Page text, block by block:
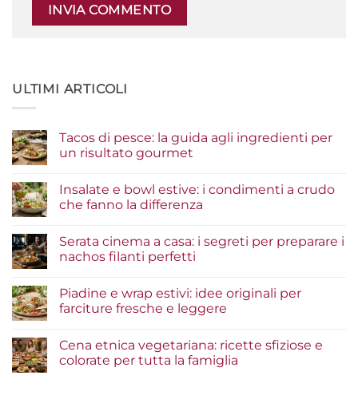
ULTIMI ARTICOLI
Tacos di pesce: la guida agli ingredienti per
un risultato gourmet
su
Tacos
di
guida
agli
ingredienti
risultato
gourmet
Insalate e bowl estive: i condimenti a crudo
che fanno la differenza
su
Insalate
e
condimenti
a
fanno
la
differenza
Serata cinema a casa: i segreti per preparare i
nachos filanti perfetti
su
Serata
cinema
i
segreti
per
Piadine e wrap estivi: idee originali per
farciture fresche e leggere
su
Piadine
e
Cena etnica vegetariana: ricette sfiziose e
colorate per tutta la famiglia